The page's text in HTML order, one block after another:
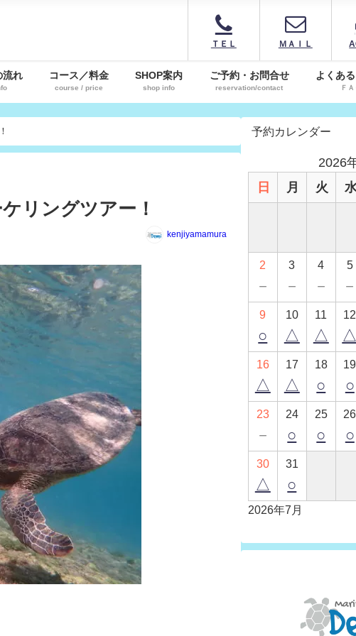
ＴＥＬ ＭＡＩＬ
流れ コース／料金
course / price
SHOP案内
shop info
ご予約・お問合せ
reservation/contact
よくあ
ＦＡ
リングツアー！
kenjiyamamura
予約カレンダー
2026
日
月 火
2
－
3
－
4
－
5
－
9
○
10
△
11
△
12
△
16
△
17
△
18
○
19
○
23
－
24
○
25
○
26
○
30
△
31
○
2026年7月